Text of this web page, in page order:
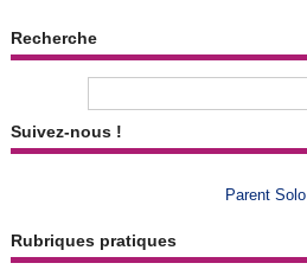
Recherche
Suivez-nous !
Parent Solo
Rubriques pratiques